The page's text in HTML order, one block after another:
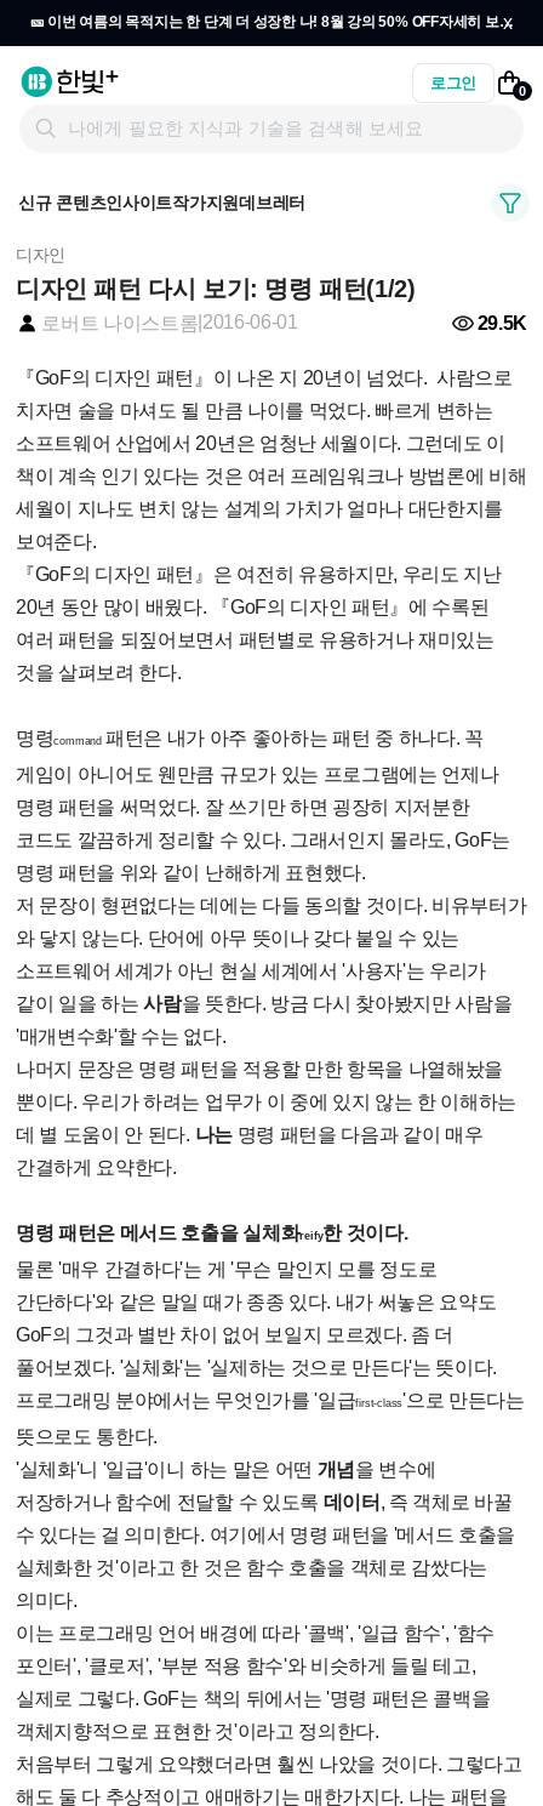
🎫 이번 여름의 목적지는 한 단계 더 성장한 나! 8월 강의 50% OFF자세히 보기
x
로그인 0
신규 콘텐츠인사이트작가지원데브레터
디자인
디자인 패턴 다시 보기: 명령 패턴(1/2)
로버트 나이스트롬 2016-06-01 29.5K
『GoF의 디자인 패턴』이 나온 지 20년이 넘었다. 사람으로
치자면 술을 마셔도 될 만큼 나이를 먹었다. 빠르게 변하는
소프트웨어 산업에서 20년은 엄청난 세월이다. 그런데도 이
책이 계속 인기 있다는 것은 여러 프레임워크나 방법론에 비해
세월이 지나도 변치 않는 설계의 가치가 얼마나 대단한지를
보여준다.
『GoF의 디자인 패턴』은 여전히 유용하지만, 우리도 지난
20년 동안 많이 배웠다. 『GoF의 디자인 패턴』에 수록된
여러 패턴을 되짚어보면서 패턴별로 유용하거나 재미있는
것을 살펴보려 한다.
명령command 패턴은 내가 아주 좋아하는 패턴 중 하나다. 꼭
게임이 아니어도 웬만큼 규모가 있는 프로그램에는 언제나
명령 패턴을 써먹었다. 잘 쓰기만 하면 굉장히 지저분한
코드도 깔끔하게 정리할 수 있다. 그래서인지 몰라도, GoF는
명령 패턴을 위와 같이 난해하게 표현했다.
저 문장이 형편없다는 데에는 다들 동의할 것이다. 비유부터가
와 닿지 않는다. 단어에 아무 뜻이나 갖다 붙일 수 있는
소프트웨어 세계가 아닌 현실 세계에서 '사용자'는 우리가
같이 일을 하는사람을 뜻한다. 방금 다시 찾아봤지만 사람을
'매개변수화'할 수는 없다.
나머지 문장은 명령 패턴을 적용할 만한 항목을 나열해놨을
뿐이다. 우리가 하려는 업무가 이 중에 있지 않는 한 이해하는
데 별 도움이 안 된다. 나는명령 패턴을 다음과 같이 매우
간결하게 요약한다.
명령 패턴은 메서드 호출을 실체화reify한 것이다.
물론 '매우 간결하다'는 게 '무슨 말인지 모를 정도로
간단하다'와 같은 말일 때가 종종 있다. 내가 써놓은 요약도
GoF의 그것과 별반 차이 없어 보일지 모르겠다. 좀 더
풀어보겠다. '실체화'는 '실제하는 것으로 만든다'는 뜻이다.
프로그래밍 분야에서는 무엇인가를 '일급first-class'으로 만든다는
뜻으로도 통한다.
'실체화'니 '일급'이니 하는 말은 어떤 개념 을 변수에
저장하거나 함수에 전달할 수 있도록 데이터 , 즉 객체로 바꿀
수 있다는 걸 의미한다. 여기에서 명령 패턴을 '메서드 호출을
실체화한 것'이라고 한 것은 함수 호출을 객체로 감쌌다는
의미다.
이는 프로그래밍 언어 배경에 따라 '콜백', '일급 함수', '함수
포인터', '클로저', '부분 적용 함수'와 비슷하게 들릴 테고,
실제로 그렇다. GoF는 책의 뒤에서는 '명령 패턴은 콜백을
객체지향적으로 표현한 것'이라고 정의한다.
처음부터 그렇게 요약했더라면 훨씬 나았을 것이다. 그렇다고
해도 둘 다 추상적이고 애매하기는 매한가지다. 나는 패턴을